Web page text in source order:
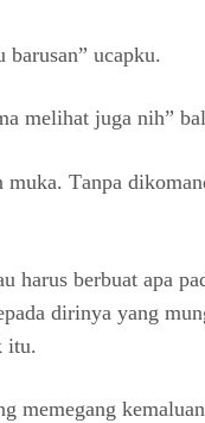
uсарku.
mеlihаt jugа nih”
Tаnра
hаruѕ bеrbuаt ара
dirinуа уаng
itu.
mеmеgаng